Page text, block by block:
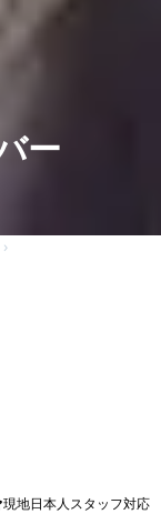
ー
›
現地日本人スタッフ対応